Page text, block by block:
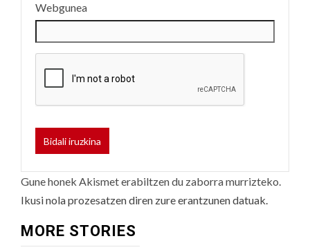
Webgunea
Gune honek Akismet erabiltzen du zaborra murrizteko.
Ikusi nola prozesatzen diren zure erantzunen datuak.
MORE STORIES